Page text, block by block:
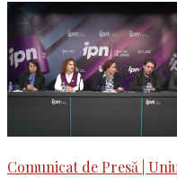
Comunicat de Presă |